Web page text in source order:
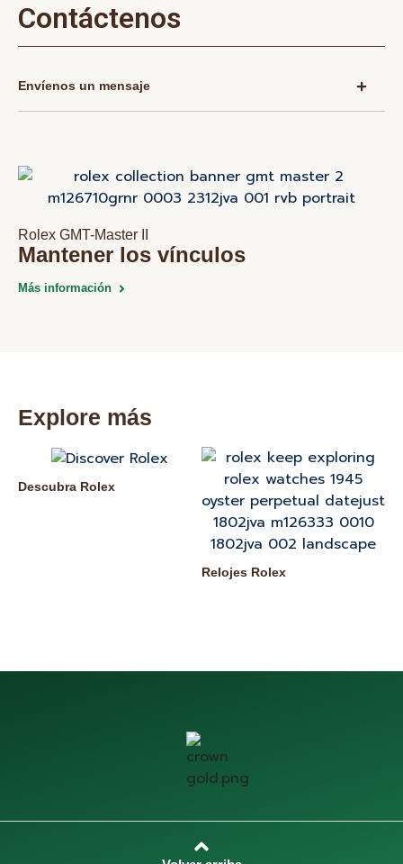
Contáctenos
Envíenos un mensaje
Rolex GMT-Master II
Mantener los vínculos
Más información
Explore más
Descubra Rolex
Relojes Rolex